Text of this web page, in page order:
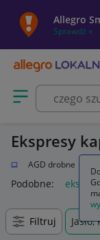
Allegro
Sprawdź »
Otwórz menu z
Ekspresy
AGD drobne
Podobne:
Filtruj